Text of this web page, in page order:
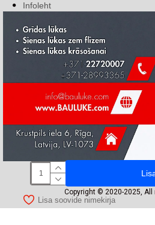
Lisa soovide nimekirja
Infoleht
Copyright © 2020-2025, All